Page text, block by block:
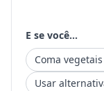
E se você...
Coma
Usar